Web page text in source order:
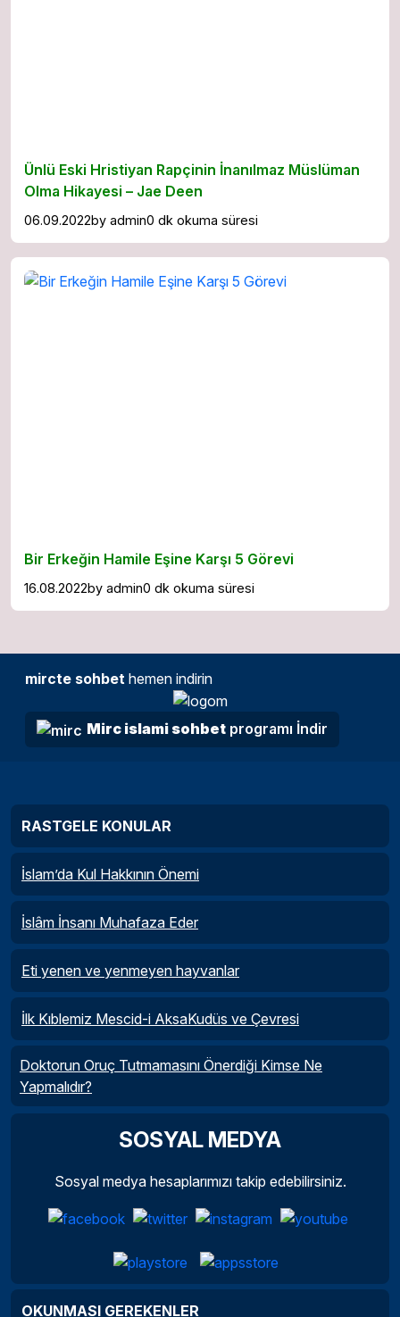
Ünlü Eski Hristiyan Rapçinin İnanılmaz Müslüman
Olma Hikayesi – Jae Deen
06.09.2022by admin0 dk okuma süresi
Bir Erkeğin Hamile Eşine Karşı 5 Görevi
16.08.2022by admin0 dk okuma süresi
mircte sohbet hemen indirin
Mirc islami sohbet programı İndir
RASTGELE KONULAR
İslam’da Kul Hakkının Önemi
İslâm İnsanı Muhafaza Eder
Eti yenen ve yenmeyen hayvanlar
İlk Kıblemiz Mescid-i AksaKudüs ve Çevresi
Doktorun Oruç Tutmamasını Önerdiği Kimse Ne
Yapmalıdır?
SOSYAL MEDYA
Sosyal medya hesaplarımızı takip edebilirsiniz.
OKUNMASI GEREKENLER